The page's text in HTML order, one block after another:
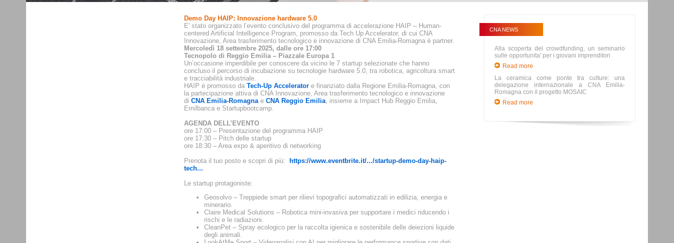
CNA NEWS
Alla scoperta del crowdfunding, un seminario
sulle opportunita' per i giovani imprenditori
Read more
La ceramica come ponte tra culture: una
delegazione internazionale a CNA Emilia-
Romagna con il progetto MOSAIC
Read more
Demo Day HAIP: Innovazione hardware 5.0
E' stato organizzato l’evento conclusivo del programma di accelerazione HAIP – Human-
centered Artificial Intelligence Program, promosso da Tech Up Accelerator, di cui CNA
Innovazione, Area trasferimento tecnologico e innovazione di CNA Emilia-Romagna è partner.
Mercoledì 18 settembre 2025, dalle ore 17:00
Tecnopolo di Reggio Emilia – Piazzale Europa 1
Un’occasione imperdibile per conoscere da vicino le 7 startup selezionate che hanno
concluso il percorso di incubazione su tecnologie hardware 5.0, tra robotica, agricoltura smart
e tracciabilità industriale.
HAIP è promosso da Tech-Up Accelerator e finanziato dalla Regione Emilia-Romagna, con
la partecipazione attiva di CNA Innovazione, Area trasferimento tecnologico e innovazione
di CNA Emilia-Romagnae CNA Reggio Emilia, insieme a Impact Hub Reggio Emilia,
Emilbanca e Startupbootcamp.
AGENDA DELL’EVENTO
ore 17:00 – Presentazione del programma HAIP
ore 17:30 – Pitch delle startup
ore 18:30 – Area expo & aperitivo di networking
Prenota il tuo posto e scopri di più:
https://www.eventbrite.it/.../startup-demo-day-haip-
tech...
Le startup protagoniste:
Geosolvo – Treppiede smart per rilievi topografici automatizzati in edilizia, energia e
minerario.
Claire Medical Solutions – Robotica mini-invasiva per supportare i medici riducendo i
rischi e le radiazioni.
CleanPet – Spray ecologico per la raccolta igienica e sostenibile delle deiezioni liquide
degli animali.